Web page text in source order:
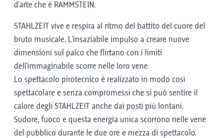
d'arte che è RAMMSTEIN.
STAHLZEIT vive e respira al ritmo del battito del cuore del
bruto musicale. L'insaziabile impulso a creare nuove
dimensioni sul palco che flirtano con i limiti
dell'immaginabile scorre nelle loro vene.
Lo spettacolo pirotecnico è realizzato in modo così
spettacolare e senza compromessi che si può sentire il
calore degli STAHLZEIT anche dai posti più lontani.
Sudore, fuoco e questa energia unica scorrono nelle vene
del pubblico durante le due ore e mezza di spettacolo.